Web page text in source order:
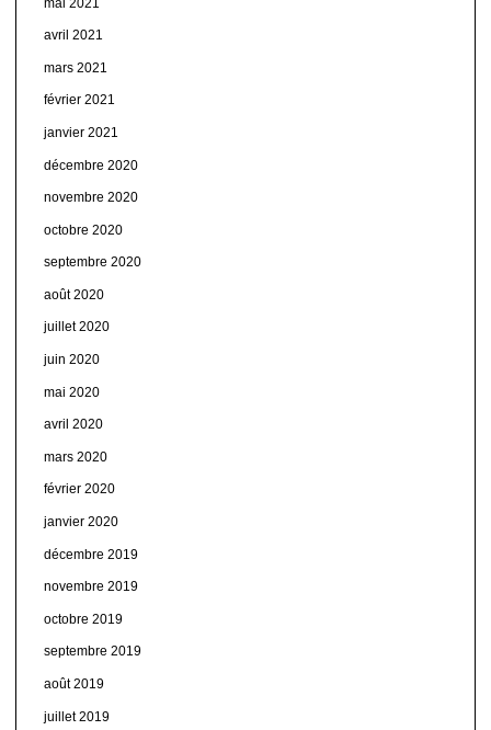
avril 2021
mars 2021
février 2021
janvier 2021
décembre 2020
novembre 2020
octobre 2020
septembre 2020
août 2020
juillet 2020
juin 2020
mai 2020
avril 2020
mars 2020
février 2020
janvier 2020
décembre 2019
novembre 2019
octobre 2019
septembre 2019
août 2019
juillet 2019